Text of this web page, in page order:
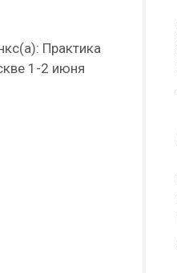
Практика
1-2 июня